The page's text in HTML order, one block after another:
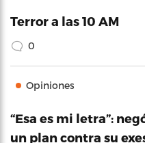
Terror a las 10 AM
0
Opiniones
“Esa es mi letra”:
un plan contra su